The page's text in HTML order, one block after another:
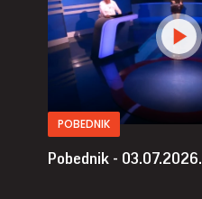
POBEDNIK
Pobednik - 03.07.2026.